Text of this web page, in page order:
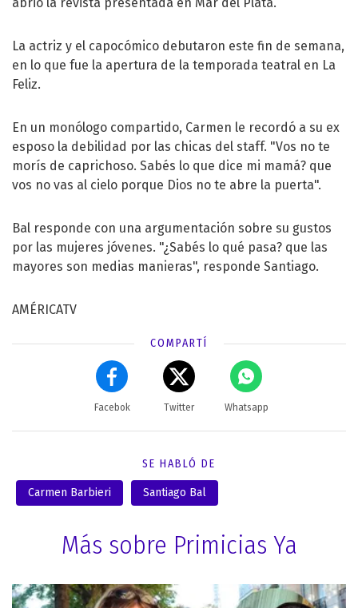
La actriz y el capocómico debutaron este fin de semana,
en lo que fue la apertura de la temporada teatral en La
Feliz.
En un monólogo compartido, Carmen le recordó a su ex
esposo la debilidad por las chicas del staff. "Vos no te
morís de caprichoso. Sabés lo que dice mi mamá? que
vos no vas al cielo porque Dios no te abre la puerta".
Bal responde con una argumentación sobre su gustos
por las mujeres jóvenes. "¿Sabés lo qué pasa? que las
mayores son medias manieras", responde Santiago.
AMÉRICATV
COMPARTÍ
Facebok Twitter Whatsapp
SE HABLÓ DE
Carmen Barbieri Santiago Bal
Más sobre Primicias Ya